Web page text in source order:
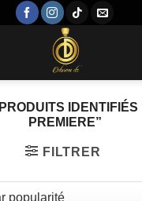
PRODUITS IDENTIFIÉS
PREMIERE”
FILTRER